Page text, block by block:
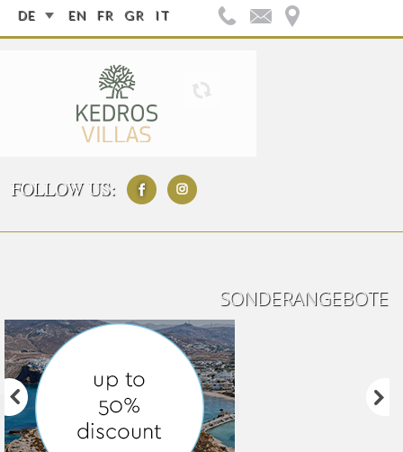
DE EN FR GR IT
FOLLOW US:
SONDERANGEBOTE